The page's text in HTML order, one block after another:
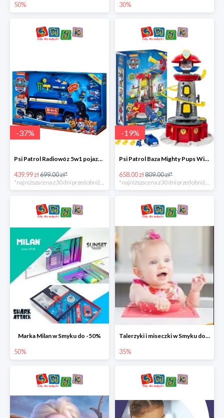
50% 30%
-37%
Psi Patrol Radiowóz 5w1 pojazd ratunkowy z figurką Chase'a -37%
439.99 zł699.00 zł*
-19%
Psi Patrol Baza Mighty Pups Wieża obserwacyjna+pojazd z figurką -19%
658.00 zł809.00 zł*
Marka Milan w Smyku do -50%
50%
Talerzyki i miseczki w Smyku do -35%
35%